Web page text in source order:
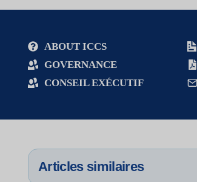
ABOUT ICCS
GOVERNANCE
CONSEIL EXÉCUTIF
Articles similaires